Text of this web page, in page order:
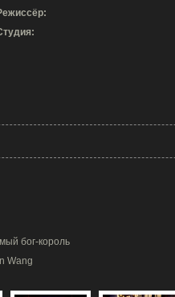
бог-король
Wang